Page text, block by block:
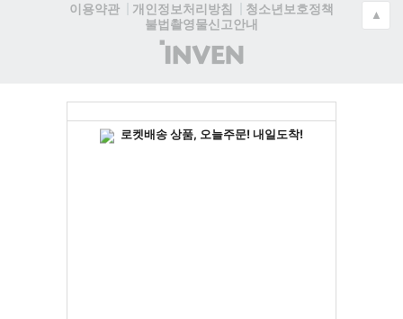
이용약관
개인정보처리방침
청소년보호정책
불법촬영물신고안내
(주)
인
▲